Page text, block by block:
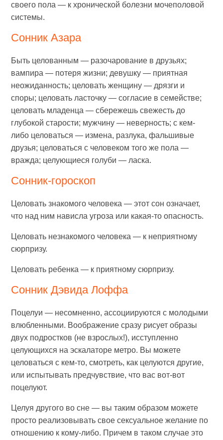
своего пола — к хронической болезни мочеполовой
системы.
Сонник Азара
Быть целованным — разочарование в друзьях;
вампира — потеря жизни; девушку — приятная
неожиданность; целовать женщину — дрязги и
споры; целовать ласточку — согласие в семействе;
целовать младенца — сбережешь свежесть до
глубокой старости; мужчину — неверность; с кем-
либо целоваться — измена, разлука, фальшивые
друзья; целоваться с человеком того же пола —
вражда; целующиеся голуби — ласка.
Сонник-гороскоп
Целовать знакомого человека — этот сон означает,
что над ним нависла угроза или какая-то опасность.
Целовать незнакомого человека — к неприятному
сюрпризу.
Целовать ребенка — к приятному сюрпризу.
Сонник Дэвида Лоффа
Поцелуи — несомненно, ассоциируются с молодыми
влюбленными. Воображение сразу рисует образы
двух подростков (не взрослых!), исступленно
целующихся на эскалаторе метро. Вы можете
целоваться с кем-то, смотреть, как целуются другие,
или испытывать предчувствие, что вас вот-вот
поцелуют.
Целуя другого во сне — вы таким образом можете
просто реализовывать свое сексуальное желание по
отношению к кому-либо. Причем в таком случае это